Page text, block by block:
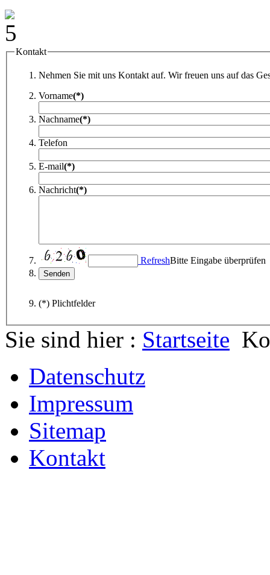
Kontakt
Nehmen Sie mit uns Kontakt auf. Wir freuen uns auf das
Vorname(*)
Nachname(*)
Telefon
E-mail(*)
Nachricht(*)
RefreshBitte Eingabe überprüfen
(*) Plichtfelder
Sie sind hier : Startseite
Datenschutz
Impressum
Sitemap
Kontakt